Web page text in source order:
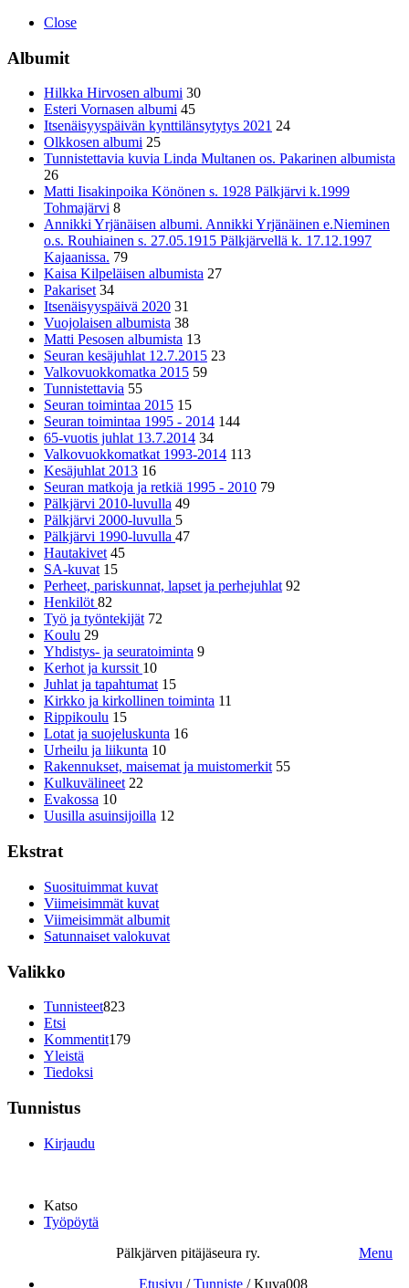
Close
Albumit
Hilkka Hirvosen albumi 30
Esteri Vornasen albumi 45
Itsenäisyyspäivän kynttilänsytytys 2021 24
Olkkosen albumi 25
Tunnistettavia kuvia Linda Multanen os. Pakarinen albumista
26
Matti Iisakinpoika Könönen s. 1928 Pälkjärvi k.1999
Tohmajärvi 8
Annikki Yrjänäisen albumi. Annikki Yrjänäinen e.Nieminen
o.s. Rouhiainen s. 27.05.1915 Pälkjärvellä k. 17.12.1997
Kajaanissa. 79
Kaisa Kilpeläisen albumista 27
Pakariset 34
Itsenäisyyspäivä 2020 31
Vuojolaisen albumista 38
Matti Pesosen albumista 13
Seuran kesäjuhlat 12.7.2015 23
Valkovuokkomatka 2015 59
Tunnistettavia 55
Seuran toimintaa 2015 15
Seuran toimintaa 1995 - 2014 144
65-vuotis juhlat 13.7.2014 34
Valkovuokkomatkat 1993-2014 113
Kesäjuhlat 2013 16
Seuran matkoja ja retkiä 1995 - 2010 79
Pälkjärvi 2010-luvulla 49
Pälkjärvi 2000-luvulla 5
Pälkjärvi 1990-luvulla 47
Hautakivet 45
SA-kuvat 15
Perheet, pariskunnat, lapset ja perhejuhlat 92
Henkilöt82
Työ ja työntekijät 72
Koulu 29
Yhdistys- ja seuratoiminta 9
Kerhot ja kurssit 10
Juhlat ja tapahtumat 15
Kirkko ja kirkollinen toiminta 11
Rippikoulu 15
Lotat ja suojeluskunta 16
Urheilu ja liikunta 10
Rakennukset, maisemat ja muistomerkit 55
Kulkuvälineet 22
Evakossa 10
Uusilla asuinsijoilla 12
Ekstrat
Suosituimmat kuvat
Viimeisimmät kuvat
Viimeisimmät albumit
Satunnaiset valokuvat
Valikko
Tunnisteet823
Etsi
Kommentit179
Yleistä
Tiedoksi
Tunnistus
Kirjaudu
Katso
Työpöytä
Pälkjärven pitäjäseura ry.
Menu
Etusivu /Tunniste /Kuva008